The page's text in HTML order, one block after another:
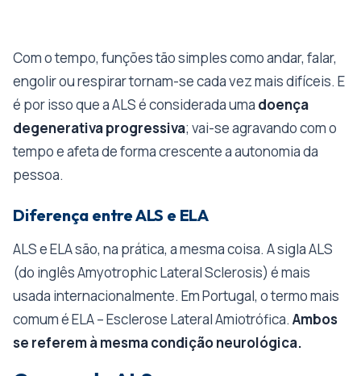
Com o tempo, funções tão simples como andar, falar,
engolir ou respirar tornam-se cada vez mais difíceis. E
é por isso que a ALS é considerada uma doença
degenerativa progressiva; vai-se agravando com o
tempo e afeta de forma crescente a autonomia da
pessoa.
Diferença entre ALS e ELA
ALS e ELA são, na prática, a mesma coisa. A sigla ALS
(do inglês Amyotrophic Lateral Sclerosis) é mais
usada internacionalmente. Em Portugal, o termo mais
comum é ELA – Esclerose Lateral Amiotrófica. Ambos
se referem à mesma condição neurológica.